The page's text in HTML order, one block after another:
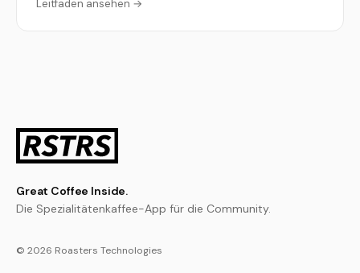
Leitfaden ansehen →
Great Coffee Inside.
Die Spezialitätenkaffee-App für die Community.
© 2026 Roasters Technologies